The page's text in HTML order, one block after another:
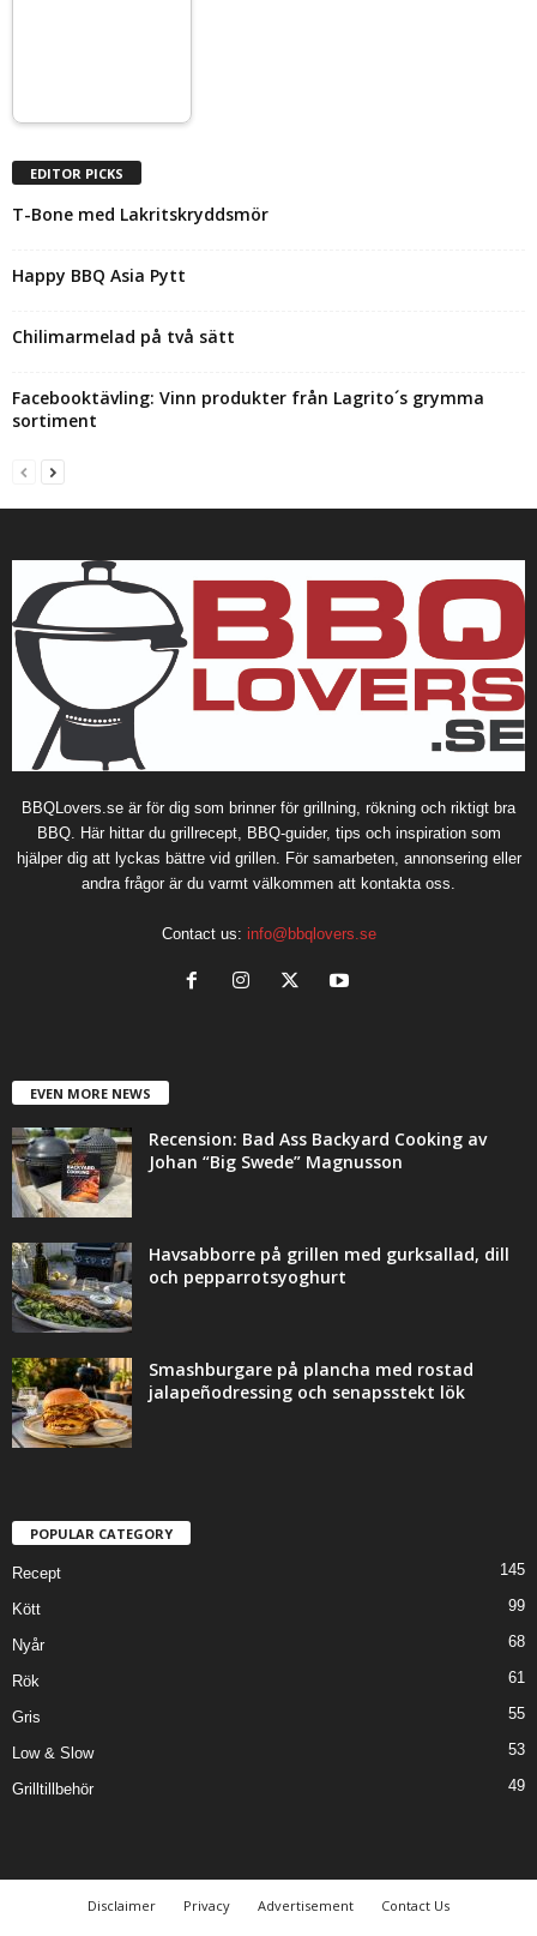
EDITOR PICKS
T-Bone med Lakritskryddsmör
Happy BBQ Asia Pytt
Chilimarmelad på två sätt
Facebooktävling: Vinn produkter från Lagrito´s grymma
sortiment
BBQLovers.se är för dig som brinner för grillning, rökning och riktigt bra
BBQ. Här hittar du grillrecept, BBQ-guider, tips och inspiration som
hjälper dig att lyckas bättre vid grillen. För samarbeten, annonsering eller
andra frågor är du varmt välkommen att kontakta oss.
Contact us: info@bbqlovers.se
EVEN MORE NEWS
Recension: Bad Ass Backyard Cooking av
Johan “Big Swede” Magnusson
Havsabborre på grillen med gurksallad, dill
och pepparrotsyoghurt
Smashburgare på plancha med rostad
jalapeñodressing och senapsstekt lök
POPULAR CATEGORY
Recept 145
Kött 99
Nyår 68
Rök 61
Gris 55
Low & Slow 53
Grilltillbehör 49
Disclaimer Privacy Advertisement
Contact Us